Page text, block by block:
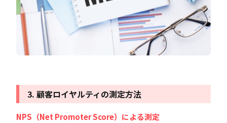
3. 顧客ロイヤルティの測定方法
NPS（Net Promoter Score） による測定